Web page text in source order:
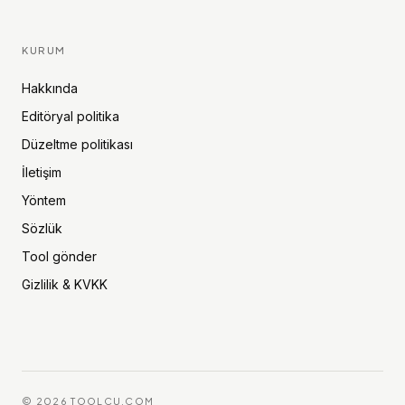
KURUM
Hakkında
Editöryal politika
Düzeltme politikası
İletişim
Yöntem
Sözlük
Tool gönder
Gizlilik & KVKK
© 2026 TOOLCU.COM